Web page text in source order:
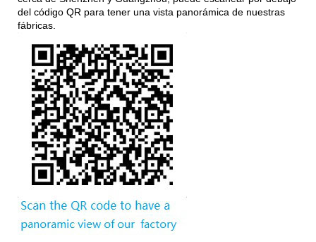
del código QR para tener una vista panorámica de nuestras
fábricas.